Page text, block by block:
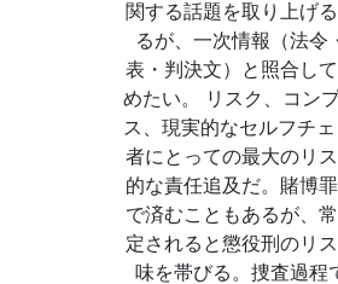
関する話題を取り上げ
るが、一次情報（法令
表・判決文）と照合し
めたい。 リスク、コン
ス、現実的なセルフチ
者にとっての最大のリ
的な責任追及だ。賭博
で済むこともあるが、
定されると懲役刑のリ
味を帯びる。捜査過程